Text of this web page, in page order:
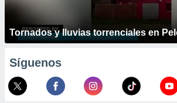
Tornados y lluvias torrenciales en
Síguenos